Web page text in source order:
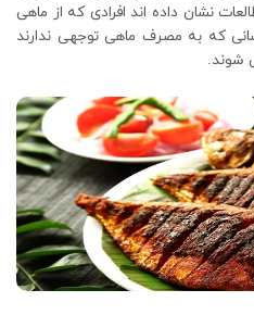
نشان داده اند افرادی که از ماهی
که به مصرف ماهی توجهی ندارند
شوند.